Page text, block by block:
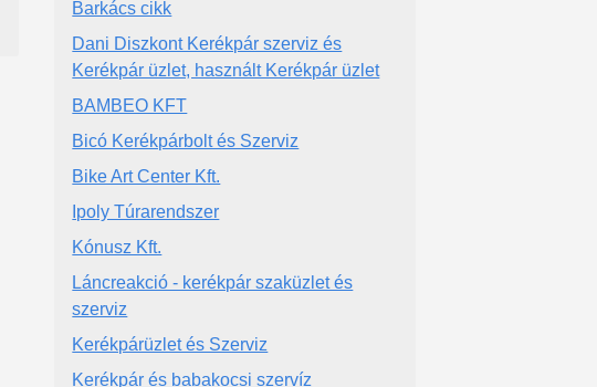
Barkács cikk
Dani Diszkont Kerékpár szerviz és
Kerékpár üzlet, használt Kerékpár üzlet
BAMBEO KFT
Bicó Kerékpárbolt és Szerviz
Bike Art Center Kft.
Ipoly Túrarendszer
Kónusz Kft.
Láncreakció - kerékpár szaküzlet és
szerviz
Kerékpárüzlet és Szerviz
Kerékpár és babakocsi szervíz